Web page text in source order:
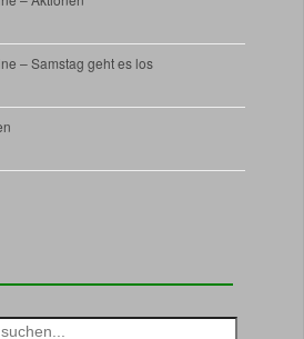
– Samstag geht es los